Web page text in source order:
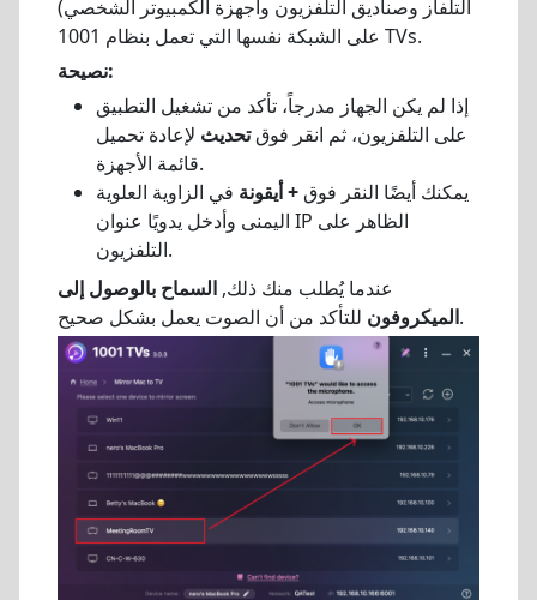
التلفاز وصناديق التلفزيون وأجهزة الكمبيوتر الشخصي)
على الشبكة نفسها التي تعمل بنظام 1001 TVs.
نصيحة:
إذا لم يكن الجهاز مدرجاً، تأكد من تشغيل التطبيق
على التلفزيون، ثم انقر فوقتحديث لإعادة تحميل
قائمة الأجهزة.
يمكنك أيضًا النقر فوق+ أيقونة في الزاوية العلوية
اليمنى وأدخل يدويًا عنوان IP الظاهر على
التلفزيون.
عندما يُطلب منك ذلك, السماح بالوصول إلى
الميكروفونللتأكد من أن الصوت يعمل بشكل صحيح.